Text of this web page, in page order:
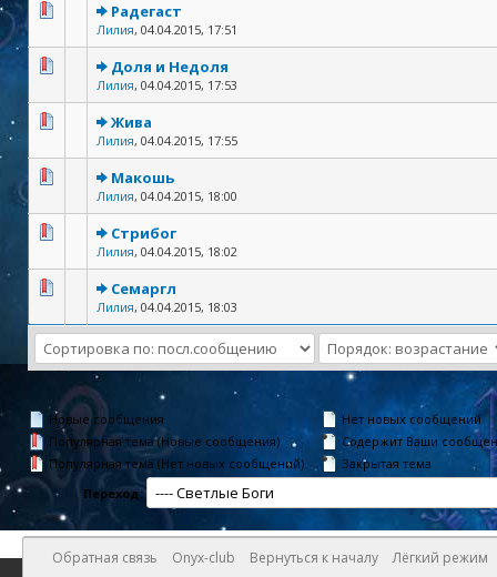
Радегаст
Лилия, 04.04.2015, 17:51
Доля и Недоля
Лилия, 04.04.2015, 17:53
Жива
Лилия, 04.04.2015, 17:55
Макошь
Лилия, 04.04.2015, 18:00
Стрибог
Лилия, 04.04.2015, 18:02
Семаргл
Лилия, 04.04.2015, 18:03
Новые сообщения
Популярная тема (Новые сообщения)
Популярная тема (Нет новых сообщений)
Нет новых сообщений
Содержит Ваши
Закрытая тема
Переход:
Обратная связь Onyx-club Вернуться к началу Лёгкий режим